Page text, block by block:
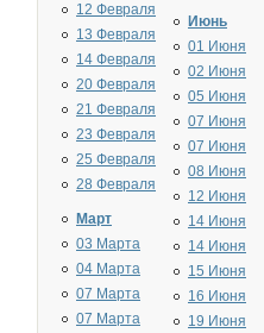
12 Февраля
13 Февраля
14 Февраля
20 Февраля
21 Февраля
23 Февраля
25 Февраля
28 Февраля
Март
03 Марта
04 Марта
07 Марта
07 Марта
Июнь
01 Июня
02 Июня
05 Июня
07 Июня
07 Июня
08 Июня
12 Июня
14 Июня
14 Июня
15 Июня
16 Июня
19 Июня